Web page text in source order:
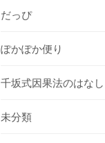
だっぴ
ぽかぽか便り
千坂式因果法のはなし
未分類